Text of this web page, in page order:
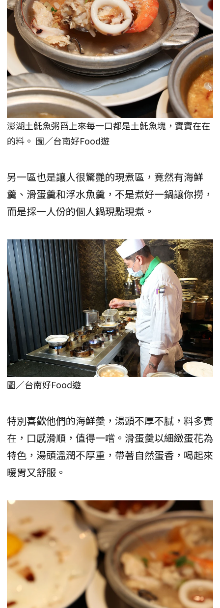
澎湖土魠魚粥舀上來每一口都是土魠魚塊，實實在在
的料。 圖／台南好Food遊
另一區也是讓人很驚艷的現煮區，竟然有海鮮
羹、滑蛋羹和浮水魚羹，不是煮好一鍋讓你撈，
而是採一人份的個人鍋現點現煮。
圖／台南好Food遊
特別喜歡他們的海鮮羹，湯頭不厚不膩，料多實
在，口感滑順，值得一嚐。滑蛋羹以細緻蛋花為
特色，湯頭溫潤不厚重，帶著自然蛋香，喝起來
暖胃又舒服。